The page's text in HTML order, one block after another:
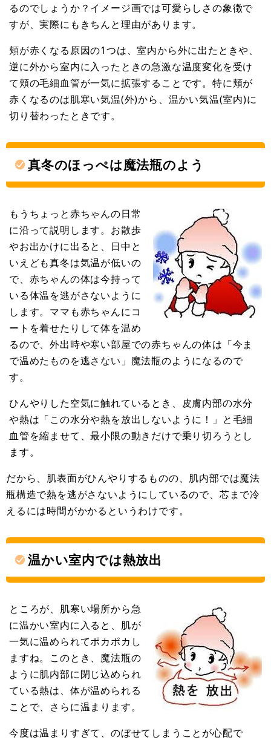
るのでしょうか？イメージ画では可愛らしさの象徴で
すが、実際にもきちんと理由があります。
頬が赤くなる原因の1つは、室内から外に出たときや、
逆に外から室内に入ったときの急激な温度変化を受け
て頬の毛細血管が一気に拡張することです。特に頬が
赤くなるのは肌寒い気温(外)から、温かい気温(室内)に
切り替わったときです。
真冬のほっぺは魔法瓶のよう
もうちょっと赤ちゃんの日常
に沿って説明します。お散歩
やお出かけに出ると、日中と
いえども真冬は気温が低いの
で、赤ちゃんの体は今持って
いる体温を逃がさないように
します。ママも赤ちゃんにコ
ートを着せたりして体を温め
るので、外出時や寒い部屋での赤ちゃんの体は「今ま
で温めたものを逃さない」魔法瓶のようになるので
す。
ひんやりした空気に触れているとき、皮膚内部の水分
や熱は「この水分や熱を放出しないように！」と毛細
血管を縮ませて、最小限の動きだけで乗り切ろうとし
ます。
だから、肌表面がひんやりするものの、肌内部では魔法
瓶構造で熱を逃がさないようにしているので、芯まで冷
えるには時間がかかるというわけです。
温かい室内では熱放出
ところが、肌寒い場所から急
に温かい室内に入ると、肌が
一気に温められてポカポカし
ますね。このとき、魔法瓶の
ように肌内部に閉じ込められ
ている熱は、体が温められる
ことで、さらに温まります。
今度は温まりすぎて、のぼせてしまうことが心配で